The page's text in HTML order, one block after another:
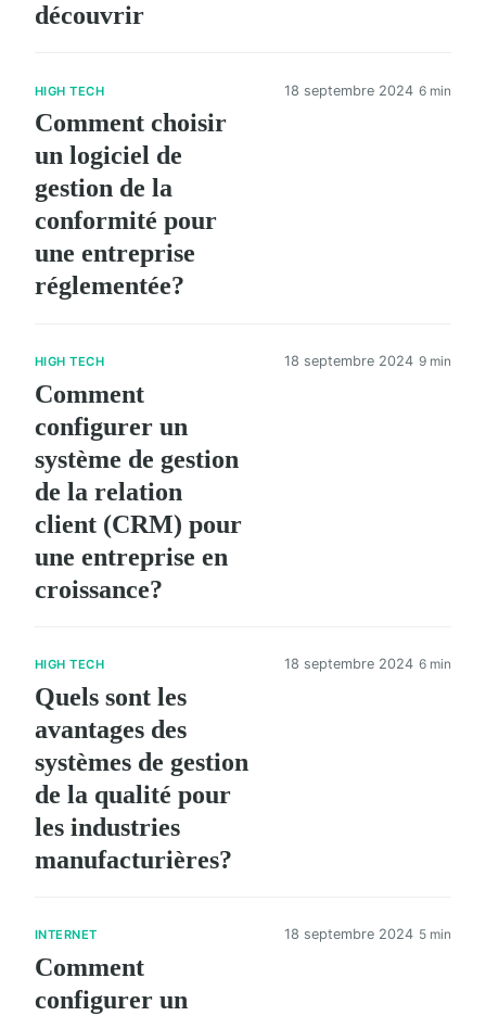
découvrir
HIGH TECH
Comment choisir
un logiciel de
gestion de la
conformité pour
une entreprise
réglementée?
18 septembre 2024 6 min
HIGH TECH
Comment
configurer un
système de gestion
de la relation
client (CRM) pour
une entreprise en
croissance?
18 septembre 2024 9 min
HIGH TECH
Quels sont les
avantages des
systèmes de gestion
de la qualité pour
les industries
manufacturières?
18 septembre 2024 6 min
INTERNET
Comment
configurer un
18 septembre 2024 5 min